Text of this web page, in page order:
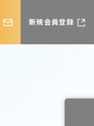
新規会員登録